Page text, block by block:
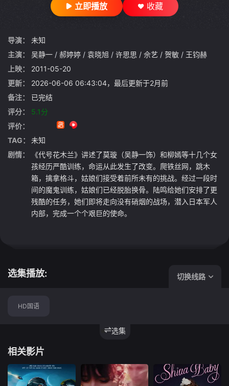
立即播放 收藏
导演：
未知
主演：
吴静一 / 郝婷婷 / 袁晓旭 / 许思思 / 佘艺 / 贺敏 / 王钧赫
上映：
2011-05-20
更新：
2026-06-06 06:43:04，最后更新于2月前
备注：
已完结
评分：
5.1分
评价：
TAG：
未知
剧情：
《代号花木兰》讲述了莫璇（吴静一饰）和柳嫣等十几个女
孩经历严酷训练，命运从此发生了改变。爬铁丝网，跳木
箱，擒拿格斗，姑娘们接受着前所未有的挑战。经过一段时
间的魔鬼训练，姑娘们已经脱胎换骨。陆鸣给她们安排了更
残酷的任务，她们即将走向没有硝烟的战场，潜入日本军人
内部，完成一个个艰巨的使命。
选集播放: 切换线路
选集
HD国语
相关影片